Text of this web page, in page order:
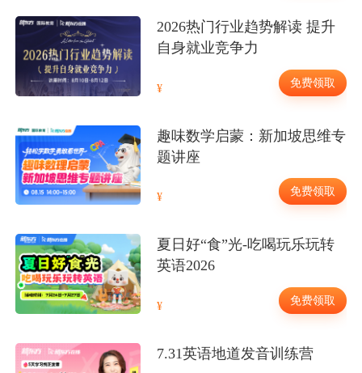
2026热门行业趋势解读 提升
自身就业竞争力
免费领取
趣味数学启蒙：新加坡思维专
题讲座
免费领取
夏日好“食”光-吃喝玩乐玩转
英语2026
免费领取
7.31英语地道发音训练营